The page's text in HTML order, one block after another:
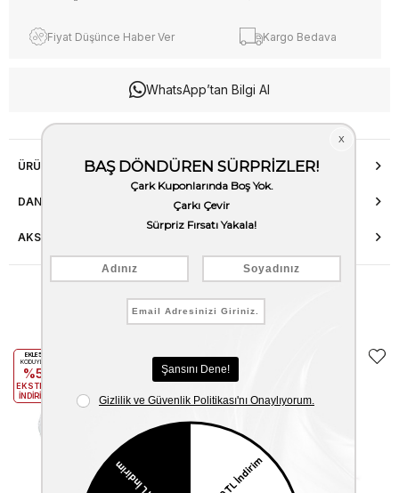
Fiyat Düşünce Haber Ver Kargo Bedava
WhatsApp’tan Bilgi Al
ÜRÜN ÖZELLIKLERI
DANIŞMA HATTI
AKSESUAR ONARIMI
Benzer Ürünler
EKLE5
KODUYLA
%5
EKSTRA
İNDİRİM